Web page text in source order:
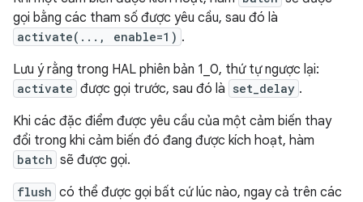
gọi bằng các tham số được yêu cầu, sau đó là
activate(..., enable=1) .
Lưu ý rằng trong HAL phiên bản 1_0, thứ tự ngược lại:
activate được gọi trước, sau đó là set_delay .
Khi các đặc điểm được yêu cầu của một cảm biến thay
đổi trong khi cảm biến đó đang được kích hoạt, hàm
batch sẽ được gọi.
flush có thể được gọi bất cứ lúc nào, ngay cả trên các